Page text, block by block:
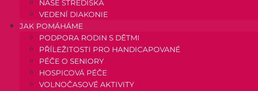
NAŠE STŘEDISKA
VEDENÍ DIAKONIE
JAK POMÁHÁME
PODPORA RODIN S DĚTMI
PŘÍLEŽITOSTI PRO HANDICAPOVANÉ
PÉČE O SENIORY
HOSPICOVÁ PÉČE
VOLNOČASOVÉ AKTIVITY